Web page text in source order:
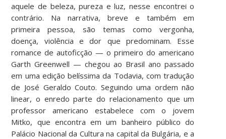
aquele de beleza, pureza e luz, nesse encontrei o
contrário. Na narrativa, breve e também em
primeira pessoa, são temas como vergonha,
doença, violência e dor que predominam. Esse
romance de autoficção ­— o primeiro do americano
Garth Greenwell — chegou ao Brasil ano passado
em uma edição belíssima da Todavia, com tradução
de José Geraldo Couto. Seguindo uma ordem não
linear, o enredo parte do relacionamento que um
professor americano estabelece com o jovem
Mitko, que encontra em um banheiro público do
Palácio Nacional da Cultura na capital da Bulgária, e a